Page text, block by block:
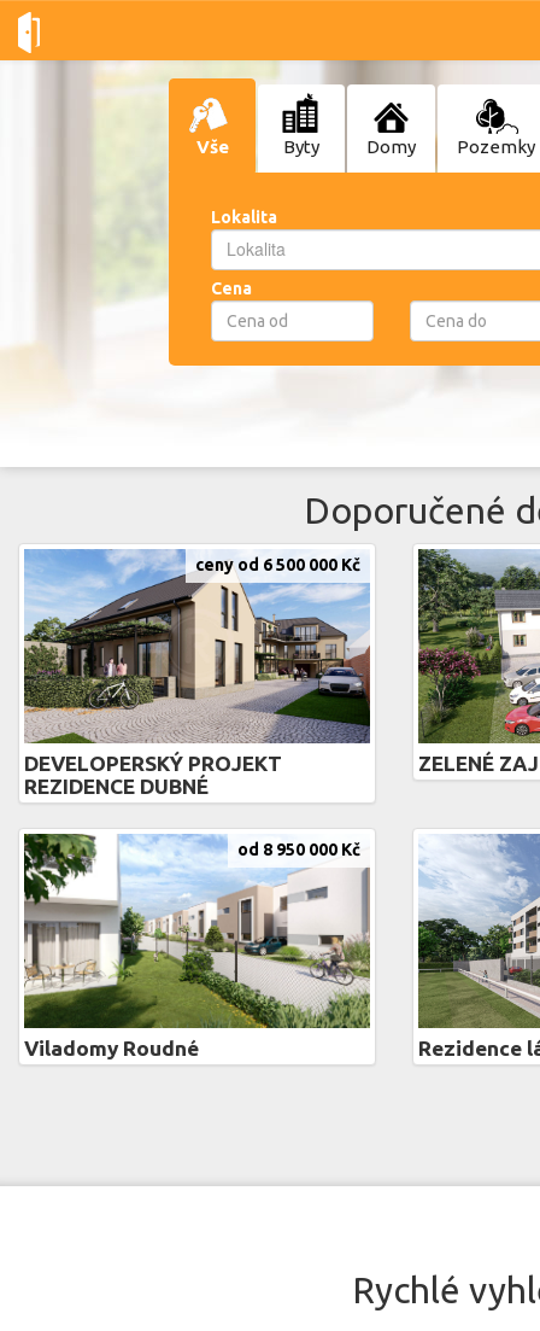
Vše Byty Domy Pozemky
Lokalita
Lokalita
Lokalita
Cena
Doporučené
DEVELOPERSKÝ PROJEKT
REZIDENCE DUBNÉ
ceny od 6 500 000 Kč
ZELENÉ
Viladomy Roudné
od 8 950 000 Kč
Rezidence
Rychlé